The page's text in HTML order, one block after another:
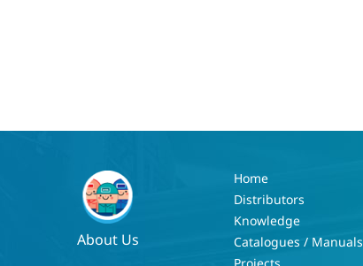
About Us
Home
Distributors
Knowledge
Catalogues / Manuals